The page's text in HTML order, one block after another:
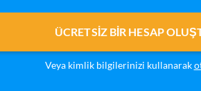
ÜCRETSIZ BIR HESAP
Veya kimlik bilgilerinizi kullanarak